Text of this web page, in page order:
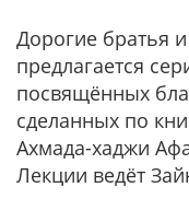
Дорогие братья
предлагается
посвящённых
сделанных по
Ахмада-хаджи
Лекции ведёт